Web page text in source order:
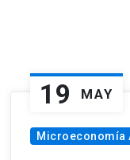
19 MAY
Microeconomía